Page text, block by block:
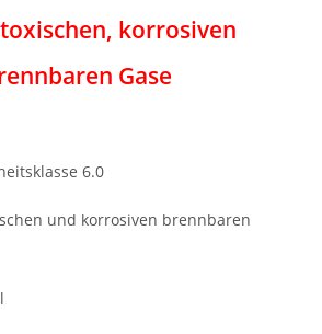
korrosiven
Gase
6.0
und korrosiven brennbaren